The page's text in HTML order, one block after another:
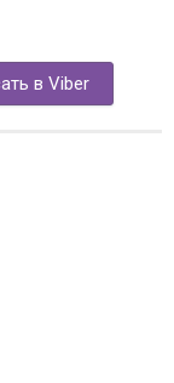
в Viber